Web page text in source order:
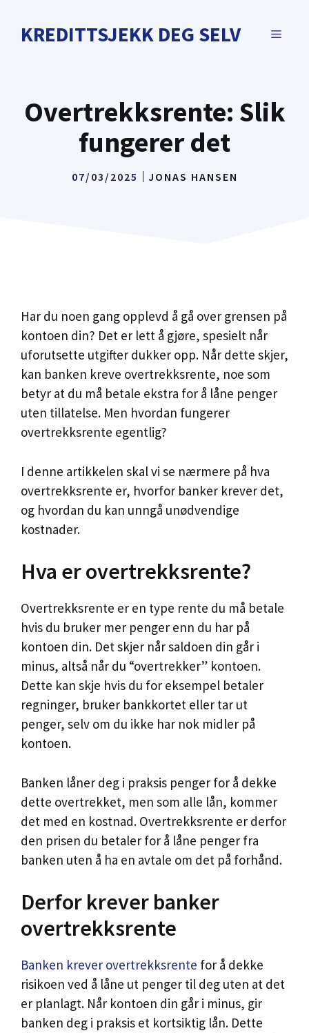
KREDITTSJEKK DEG SELV MENU
Overtrekksrente: Slik
fungerer det
07/03/2025 JONAS HANSEN
Har du noen gang opplevd å gå over grensen på
kontoen din? Det er lett å gjøre, spesielt når
uforutsette utgifter dukker opp. Når dette skjer,
kan banken kreve overtrekksrente, noe som
betyr at du må betale ekstra for å låne penger
uten tillatelse. Men hvordan fungerer
overtrekksrente egentlig?
I denne artikkelen skal vi se nærmere på hva
overtrekksrente er, hvorfor banker krever det,
og hvordan du kan unngå unødvendige
kostnader.
Hva er overtrekksrente?
Overtrekksrente er en type rente du må betale
hvis du bruker mer penger enn du har på
kontoen din. Det skjer når saldoen din går i
minus, altså når du “overtrekker” kontoen.
Dette kan skje hvis du for eksempel betaler
regninger, bruker bankkortet eller tar ut
penger, selv om du ikke har nok midler på
kontoen.
Banken låner deg i praksis penger for å dekke
dette overtrekket, men som alle lån, kommer
det med en kostnad. Overtrekksrente er derfor
den prisen du betaler for å låne penger fra
banken uten å ha en avtale om det på forhånd.
Derfor krever banker
overtrekksrente
Banken krever overtrekksrente for å dekke
risikoen ved å låne ut penger til deg uten at det
er planlagt. Når kontoen din går i minus, gir
banken deg i praksis et kortsiktig lån. Dette